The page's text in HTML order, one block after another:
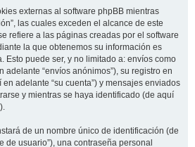
externas al software phpBB mientras
las cuales exceden el alcance de este
refiere a las páginas creadas por el software
la que obtenemos su información es
Esto puede ser, y no limitado a: envíos como
adelante “envíos anónimos”), su registro en
en adelante “su cuenta”) y mensajes enviados
y mientras se haya identificado (de aquí
de un nombre único de identificación (de
de usuario”), una contraseña personal